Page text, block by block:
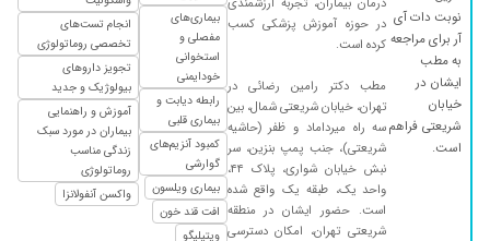
برای روماتیسم پوستی رفتم تو یک ماه خیلی بهتر
شدم
۱۴۰۴/۰۵/۱۴
سرتایمی که ثبت شده بود نبود اما نحوه ی برخورد
منشی خیلی خوب بود
۱۴۰۴/۰۷/۲۱
التهاب مفاصل ۱۴۰۳/۰۷/۳۰
دکتر خوش اخلاق و باحوصله هستن و همچنین با
سواد و نوبت دهی مطب منظم هست
۱۴۰۵/۰۴/۰۳
بسیار دقیق و با حوصله معاینه کردنو تشخیص عالی
نوبت دات آی
آر برای مراجعه
به مطب
ایشان در
خیابان
شریعتی فراهم
است.
در حوزه آموزش پزشکی کسب
کرده است.
مطب دکتر رامین رضائی در
تهران، خیابان شریعتی شمال، بین
سه راه میرداماد و ظفر (حاشیه
شریعتی)، جنب پمپ بنزین، سر
نبش خیابان شواری، پلاک ۴۴،
واحد یک، طبقه یک واقع شده
است. حضور ایشان در منطقه
شریعتی تهران، امکان دسترسی
بیماری‌های
مفصلی و
استخوانی
خودایمنی
رابطه دیابت و
بیماری قلبی
کمبود آنزیم‌های
گوارشی
بیماری ویلسون
افت قند خون
ویتیلیگو
انجام تست‌های
تخصصی روماتولوژی
تجویز داروهای
بیولوژیک و جدید
آموزش و راهنمایی
بیماران در مورد سبک
زندگی مناسب
روماتولوژی
واکسن آنفولانزا